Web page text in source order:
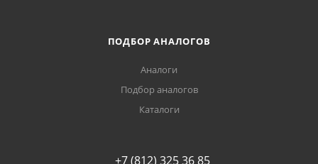
ПОДБОР АНАЛОГОВ
Аналоги
Подбор аналогов
Каталоги
+7 (812) 325 36 85